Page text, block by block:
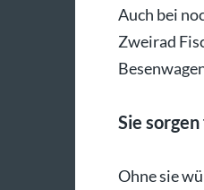
Auch bei
Zweirad
Sie
Ohne sie